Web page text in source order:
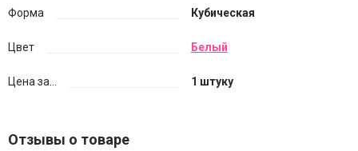
Форма Кубическая
Цвет Белый
Цена за... 1 штуку
Отзывы о товаре